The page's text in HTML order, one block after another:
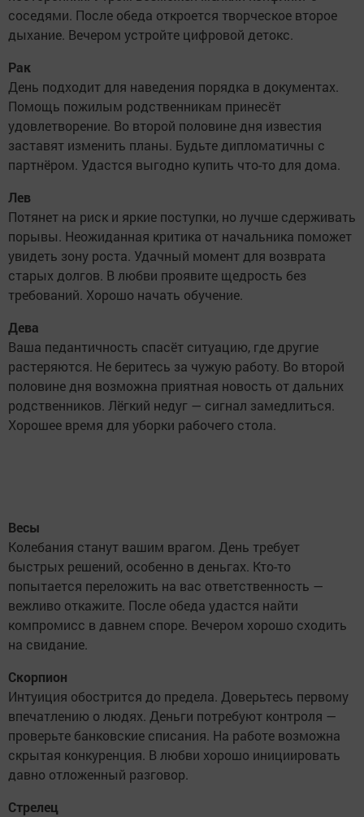
соседями. После обеда откроется творческое второе
дыхание. Вечером устройте цифровой детокс.
Рак
День подходит для наведения порядка в документах.
Помощь пожилым родственникам принесёт
удовлетворение. Во второй половине дня известия
заставят изменить планы. Будьте дипломатичны с
партнёром. Удастся выгодно купить что-то для дома.
Лев
Потянет на риск и яркие поступки, но лучше сдерживать
порывы. Неожиданная критика от начальника поможет
увидеть зону роста. Удачный момент для возврата
старых долгов. В любви проявите щедрость без
требований. Хорошо начать обучение.
Дева
Ваша педантичность спасёт ситуацию, где другие
растеряются. Не беритесь за чужую работу. Во второй
половине дня возможна приятная новость от дальних
родственников. Лёгкий недуг — сигнал замедлиться.
Хорошее время для уборки рабочего стола.
Весы
Колебания станут вашим врагом. День требует
быстрых решений, особенно в деньгах. Кто-то
попытается переложить на вас ответственность —
вежливо откажите. После обеда удастся найти
компромисс в давнем споре. Вечером хорошо сходить
на свидание.
Скорпион
Интуиция обострится до предела. Доверьтесь первому
впечатлению о людях. Деньги потребуют контроля —
проверьте банковские списания. На работе возможна
скрытая конкуренция. В любви хорошо инициировать
давно отложенный разговор.
Стрелец